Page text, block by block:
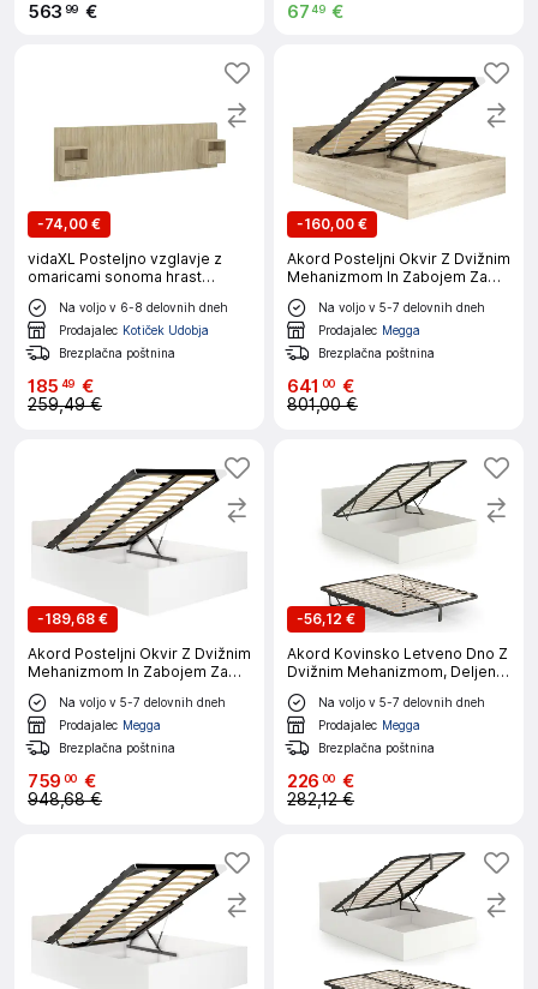
563 99 € 6749 €
-74,00 €
vidaXL Posteljno vzglavje z
omaricami sonoma hrast
konstruiran les
Na voljo v 6-8 delovnih dneh
Prodajalec Kotiček Udobja
Brezplačna poštnina
185 49 €
259,49 €
-160,00 €
Akord Posteljni Okvir Z Dvižnim
Mehanizmom In Zabojem Za
Posteljnino, Hrast Sonoma
Na voljo v 5-7 delovnih dneh
Prodajalec Megga
Brezplačna poštnina
641 00 €
801,00 €
-189,68 €
Akord Posteljni Okvir Z Dvižnim
Mehanizmom In Zabojem Za
Posteljnino, Bela
Na voljo v 5-7 delovnih dneh
Prodajalec Megga
Brezplačna poštnina
759 00 €
948,68 €
-56,12 €
Akord Kovinsko Letveno Dno Z
Dvižnim Mehanizmom, Deljen,
28 Letvic
Na voljo v 5-7 delovnih dneh
Prodajalec Megga
Brezplačna poštnina
226 00 €
282,12 €